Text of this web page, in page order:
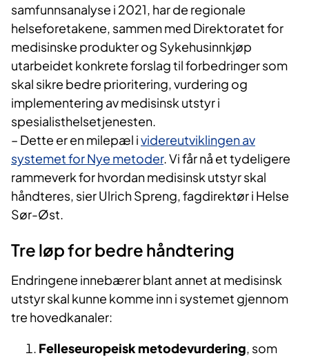
samfunnsanalyse i 2021, har de regionale
helseforetakene, sammen med Direktoratet for
medisinske produkter og Sykehusinnkjøp
utarbeidet konkrete forslag til forbedringer som
skal sikre bedre prioritering, vurdering og
implementering av medisinsk utstyr i
spesialisthelsetjenesten.
– Dette er en milepæl ividereutviklingen av
systemet for Nye metoder. Vi får nå et tydeligere
rammeverk for hvordan medisinsk utstyr skal
håndteres, sier Ulrich Spreng, fagdirektør i Helse
Sør-Øst.
Tre løp for bedre håndtering
Endringene innebærer blant annet at medisinsk
utstyr skal kunne komme inn i systemet gjennom
tre hovedkanaler:
Felleseuropeisk metodevurdering, som